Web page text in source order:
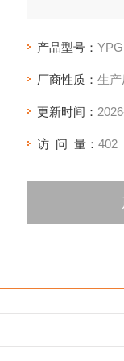
产品型号： YPG
厂商性质： 生产
更新时间：
访 问 量： 402